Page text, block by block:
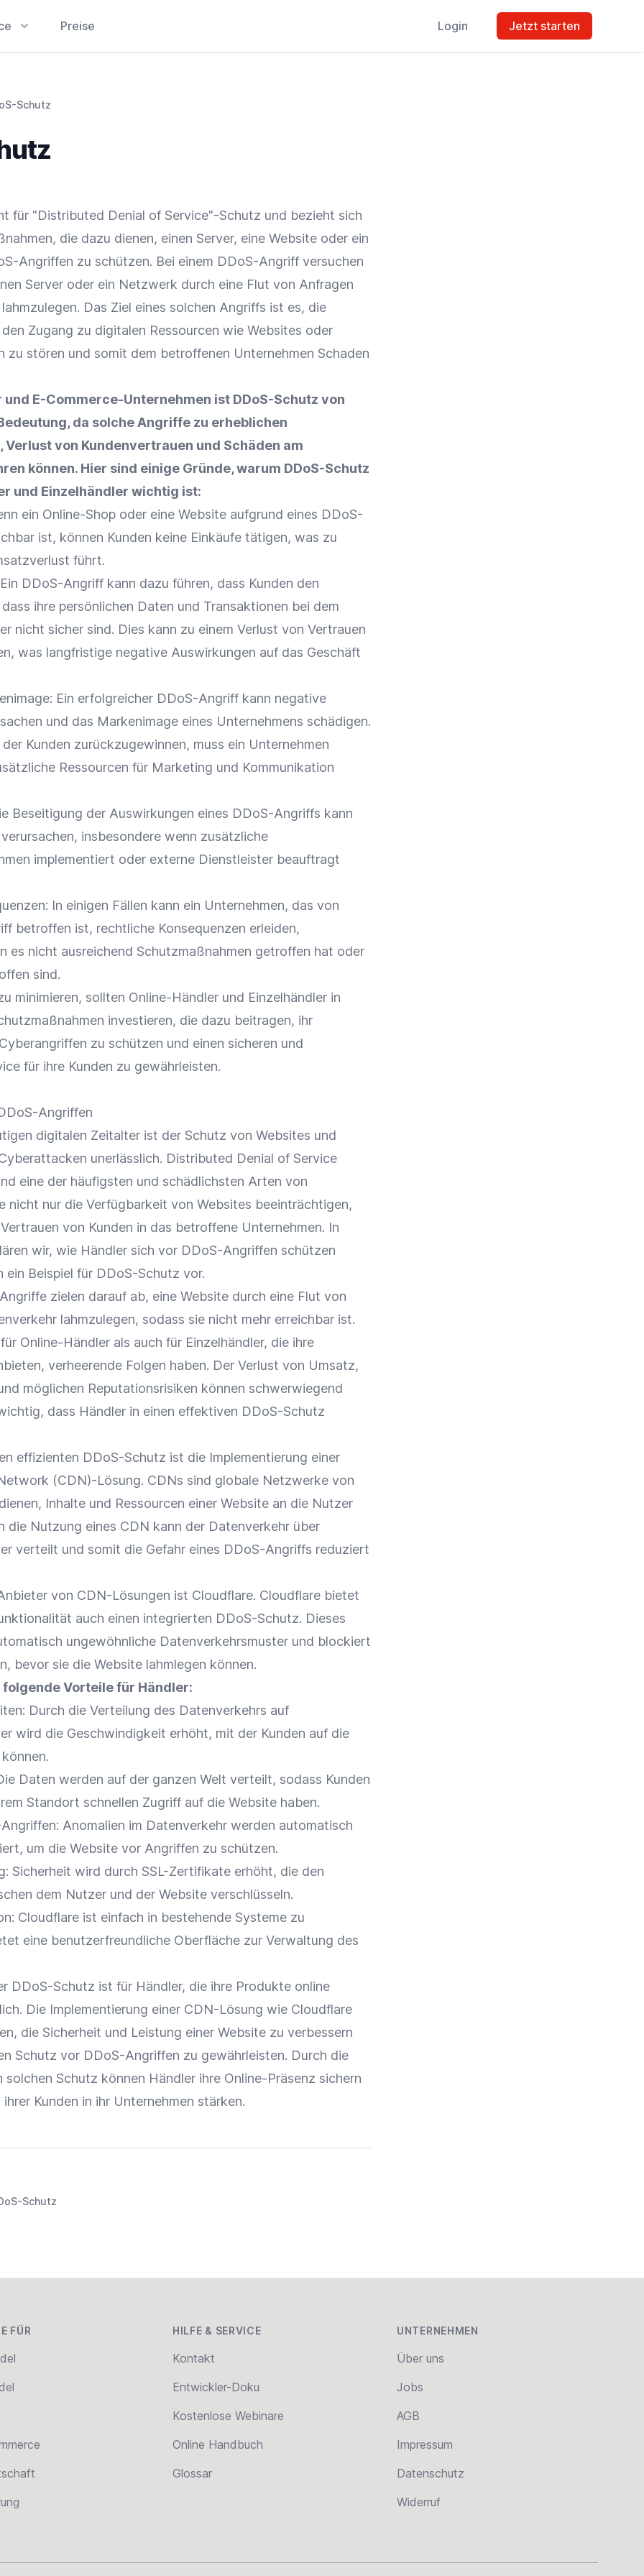
Preise Login Jetzt starten
Schutz
für "Distributed Denial of Service"-Schutz und bezieht sich
, die dazu dienen, einen Server, eine Website oder ein
Angriffen zu schützen. Bei einem DDoS-Angriff versuchen
Server oder ein Netzwerk durch eine Flut von Anfragen
Das Ziel eines solchen Angriffs ist es, die
Zugang zu digitalen Ressourcen wie Websites oder
zu stören und somit dem betroffenen Unternehmen Schaden
und E-Commerce-Unternehmen ist DDoS-Schutz von
da solche Angriffe zu erheblichen
Verlust von Kundenvertrauen und Schäden am
können. Hier sind einige Gründe, warum DDoS-Schutz
und Einzelhändler wichtig ist:
ein Online-Shop oder eine Website aufgrund eines DDoS-
ist, können Kunden keine Einkäufe tätigen, was zu
führt.
DDoS-Angriff kann dazu führen, dass Kunden den
ihre persönlichen Daten und Transaktionen bei dem
nicht sicher sind. Dies kann zu einem Verlust von Vertrauen
was langfristige negative Auswirkungen auf das Geschäft
: Ein erfolgreicher DDoS-Angriff kann negative
und das Markenimage eines Unternehmens schädigen.
Kunden zurückzugewinnen, muss ein Unternehmen
Ressourcen für Marketing und Kommunikation
Beseitigung der Auswirkungen eines DDoS-Angriffs kann
insbesondere wenn zusätzliche
implementiert oder externe Dienstleister beauftragt
In einigen Fällen kann ein Unternehmen, das von
betroffen ist, rechtliche Konsequenzen erleiden,
es nicht ausreichend Schutzmaßnahmen getroffen hat oder
sind.
minimieren, sollten Online-Händler und Einzelhändler in
investieren, die dazu beitragen, ihr
zu schützen und einen sicheren und
für ihre Kunden zu gewährleisten.
Angriffen
digitalen Zeitalter ist der Schutz von Websites und
unerlässlich. Distributed Denial of Service
eine der häufigsten und schädlichsten Arten von
nicht nur die Verfügbarkeit von Websites beeinträchtigen,
von Kunden in das betroffene Unternehmen. In
wir, wie Händler sich vor DDoS-Angriffen schützen
ein Beispiel für DDoS-Schutz vor.
zielen darauf ab, eine Website durch eine Flut von
lahmzulegen, sodass sie nicht mehr erreichbar ist.
Online-Händler als auch für Einzelhändler, die ihre
verheerende Folgen haben. Der Verlust von Umsatz,
möglichen Reputationsrisiken können schwerwiegend
dass Händler in einen effektiven DDoS-Schutz
effizienten DDoS-Schutz ist die Implementierung einer
(CDN)-Lösung. CDNs sind globale Netzwerke von
Inhalte und Ressourcen einer Website an die Nutzer
die Nutzung eines CDN kann der Datenverkehr über
verteilt und somit die Gefahr eines DDoS-Angriffs reduziert
von CDN-Lösungen ist Cloudflare. Cloudflare bietet
auch einen integrierten DDoS-Schutz. Dieses
ungewöhnliche Datenverkehrsmuster und blockiert
bevor sie die Website lahmlegen können.
Vorteile für Händler:
Durch die Verteilung des Datenverkehrs auf
wird die Geschwindigkeit erhöht, mit der Kunden auf die
Daten werden auf der ganzen Welt verteilt, sodass Kunden
Standort schnellen Zugriff auf die Website haben.
Anomalien im Datenverkehr werden automatisch
um die Website vor Angriffen zu schützen.
Sicherheit wird durch SSL-Zertifikate erhöht, die den
dem Nutzer und der Website verschlüsseln.
: Cloudflare ist einfach in bestehende Systeme zu
eine benutzerfreundliche Oberfläche zur Verwaltung des
DDoS-Schutz ist für Händler, die ihre Produkte online
Die Implementierung einer CDN-Lösung wie Cloudflare
die Sicherheit und Leistung einer Website zu verbessern
Schutz vor DDoS-Angriffen zu gewährleisten. Durch die
solchen Schutz können Händler ihre Online-Präsenz sichern
Kunden in ihr Unternehmen stärken.
Schutz
FÜR HILFE & SERVICE
Kontakt
Entwickler-Doku
Kostenlose Webinare
Online Handbuch
Glossar
UNTERNEHMEN
Über uns
Jobs
AGB
Impressum
Datenschutz
Widerruf